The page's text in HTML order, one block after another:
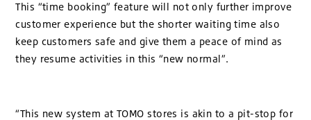
This “time booking” feature will not only further improve
customer experience but the shorter waiting time also
keep customers safe and give them a peace of mind as
they resume activities in this “new normal”.
“This new system at TOMO stores is akin to a pit-stop for